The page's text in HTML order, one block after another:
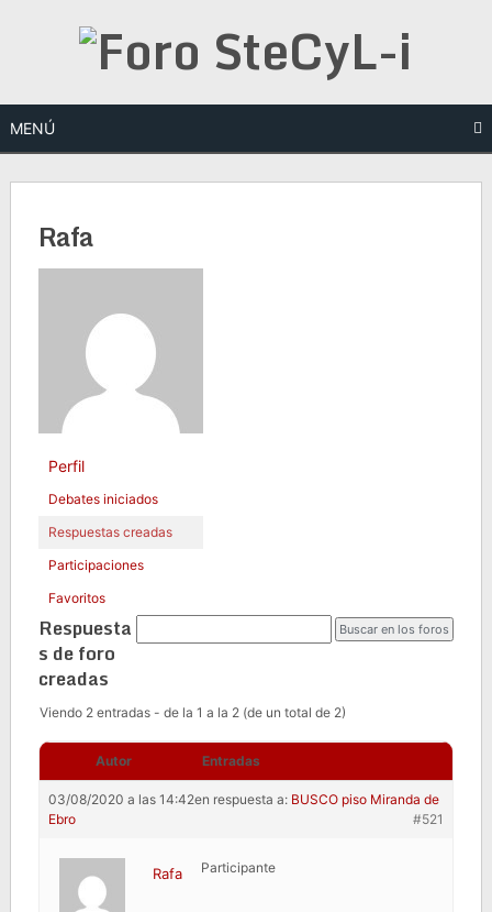
MENÚ
Rafa
Perfil
Debates iniciados
Respuestas creadas
Participaciones
Favoritos
Respuesta
s de foro
creadas
Viendo 2 entradas - de la 1 a la 2 (de un total de 2)
Autor Entradas
03/08/2020 a las 14:42en respuesta a: BUSCO piso Miranda de
Ebro
#521
Rafa Participante